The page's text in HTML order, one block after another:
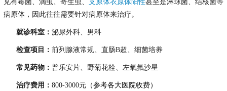
见有霉菌、滴虫、寄生虫、 支原体衣原体阳性甚至是淋球菌、结核菌等
病原体，因此往往需要针对病原体来治疗。
就诊科室： 泌尿外科、男科
检查项目： 前列腺液常规、直肠B超、细菌培养
常见药物： 普乐安片、野菊花栓、左氧氟沙星
治疗费用： 800-3000元 （参考各大医院收费）